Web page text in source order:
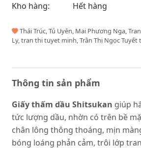
Kho hàng:
Hết hàng
Thái Trúc, Tú Uyên, Mai Phương Nga,
Ly, tran thi tuyet minh, Trần Thị Ngọc Tuyết
Thông tin sản phẩm
Giấy thấm dầu Shitsukan giúp
tức lượng dầu, nhờn có trên bề
chân lông thông thoáng, mịn
bóng loáng phản cảm, trôi lớp